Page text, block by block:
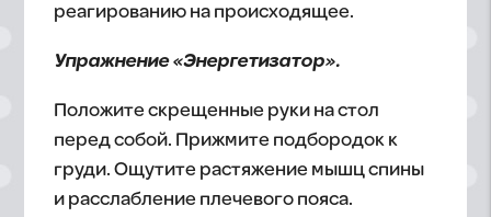
реагированию на происходящее.
Упражнение «Энергетизатор».
Положите скрещенные руки на стол
перед собой. Прижмите подбородок к
груди. Ощутите растяжение мышц спины
и расслабление плечевого пояса.